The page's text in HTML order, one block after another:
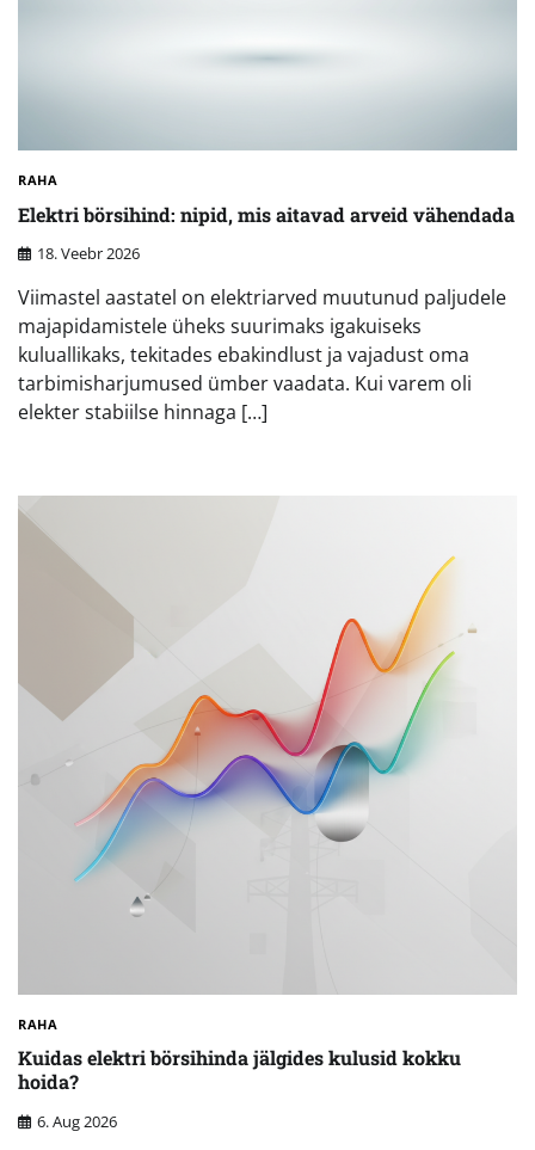
RAHA
Elektri börsihind: nipid, mis aitavad arveid vähendada
18. Veebr 2026
Viimastel aastatel on elektriarved muutunud paljudele
majapidamistele üheks suurimaks igakuiseks
kuluallikaks, tekitades ebakindlust ja vajadust oma
tarbimisharjumused ümber vaadata. Kui varem oli
elekter stabiilse hinnaga […]
RAHA
Kuidas elektri börsihinda jälgides kulusid kokku
hoida?
6. Aug 2026